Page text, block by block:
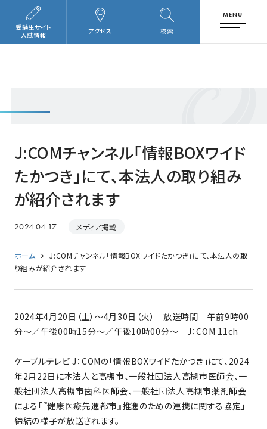
検索
アクセス
受験生サイト
入試情報
MENU
J:COMチャンネル「情報BOXワイド
たかつき」にて、本法人の取り組み
が紹介されます
2024.04.17 メディア掲載
ホーム
J:COMチャンネル「情報BOXワイドたかつき」にて、本法人の取
り組みが紹介されます
2024年4月20日（土）～4月30日（火） 放送時間 午前9時00
分～／午後00時15分～／午後10時00分～ J：COM 11ch
ケーブルテレビ J：COMの「情報BOXワイドたかつき」にて、2024
年2月22日に本法人と高槻市、一般社団法人高槻市医師会、一
般社団法人高槻市歯科医師会、一般社団法人高槻市薬剤師会
による「『健康医療先進都市』推進のための連携に関する協定」
締結の様子が放送されます。